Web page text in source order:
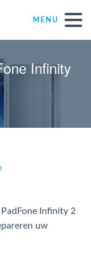
MENU
(nl)
Infinity
Infinity 2
uw